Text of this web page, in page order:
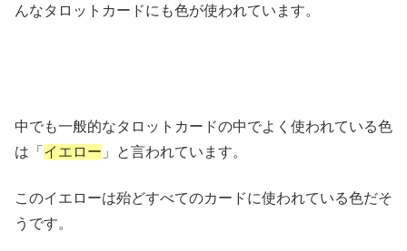
んなタロットカードにも色が使われています。
中でも一般的なタロットカードの中でよく使われている色
は「 イエロー 」と言われています。
このイエローは殆どすべてのカードに使われている色だそ
うです。